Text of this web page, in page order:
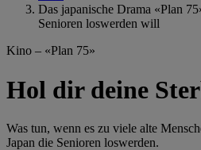
Das japanische Drama «Plan
Senioren loswerden will
Kino – «Plan 75»
Hol dir deine
Was tun, wenn es zu viele alte
Japan die Senioren loswerden.